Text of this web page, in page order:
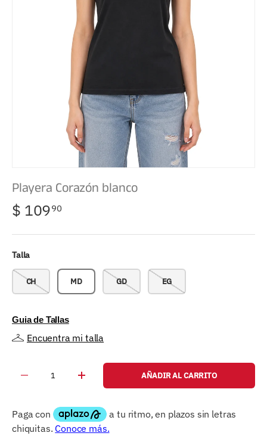
Playera Corazón blanco
$ 10990
Talla
CH MD GD EG
Guia de Tallas
Encuentra mi talla
- + AÑADIR AL CARRITO